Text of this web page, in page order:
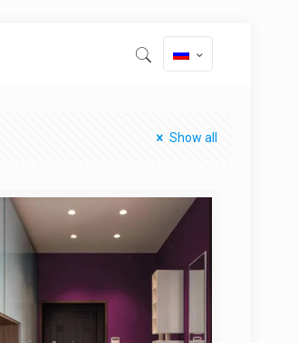
Show all